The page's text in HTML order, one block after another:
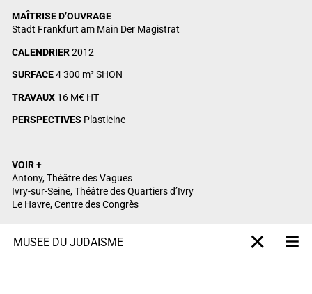
MUSÉE DU JUDAÏSME X-projet
MAÎTRISE D’OUVRAGE
Stadt Frankfurt am Main Der Magistrat
CALENDRIER2012
SURFACE4 300 m² SHON
TRAVAUX 16 M€ HT
PERSPECTIVES Plasticine
VOIR +
Antony, Théâtre des Vagues
Ivry-sur-Seine, Théâtre des Quartiers d’Ivry
Le Havre, Centre des Congrès